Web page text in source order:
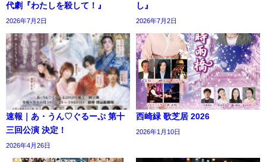
代劇『わたしを殺して！』
2026年7月2日
し』
2026年7月2日
速報｜あ・うん♡ぐるーぷ 第十
三回公演 決定！
2026年4月26日
西崎緑 歌芝居 2026
2026年1月10日